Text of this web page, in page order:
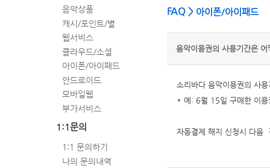
음악상품
캐시/포인트/별
웹서비스
클라우드/소셜
아이폰/아이패드
안드로이드
모바일웹
부가서비스
1:1문의
1:1 문의하기
나의 문의내역
FAQ > 아이폰/아이패드
음악이용권의 사용기간은 어
소리바다 음악이용권의 사
* 예: 6월 15일 구매한 이
자동결제 해지 신청시 다음